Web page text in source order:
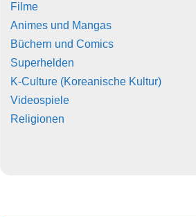
Filme
Animes und Mangas
Büchern und Comics
Superhelden
K-Culture (Koreanische Kultur)
Videospiele
Religionen